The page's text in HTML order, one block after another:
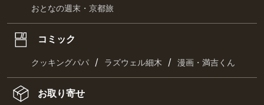
おとなの週末・京都旅
コミック
クッキングパパ / ラズウェル細木 / 漫画・満吉くん
お取り寄せ